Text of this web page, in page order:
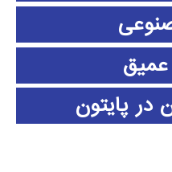
عمیق
در پایتون